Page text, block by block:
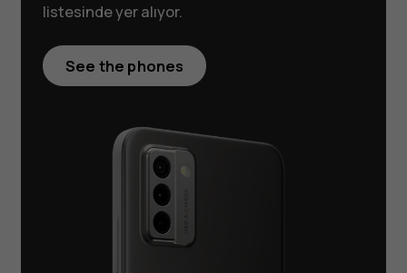
listesinde yer alıyor.
See the phones